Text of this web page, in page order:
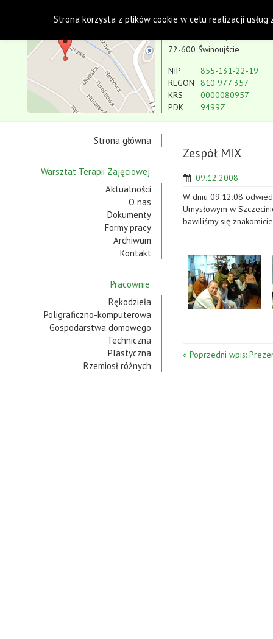
Koło w Świnoujściu
ul. Basztowa 11,
72-600 Świnoujście
NIP
REGON
KRS
PDK
855-131-22-19
810 977 357
0000080957
9499Z
Strona główna
Warsztat Terapii Zajęciowej
Aktualności
O nas
Dokumenty
Formy pracy
Archiwum
Kontakt
Pracownie
Rękodzieła
Poligraficzno-komputerowa
Gospodarstwa domowego
Techniczna
Plastyczna
Rzemiosł różnych
Zespół MIX
09.12.2008
W dniu 09.12.08
Umysłowym w
bawiliśmy się
« Poprzedni wpis:
Strona korzysta z plików cookie w celu realizacji usług